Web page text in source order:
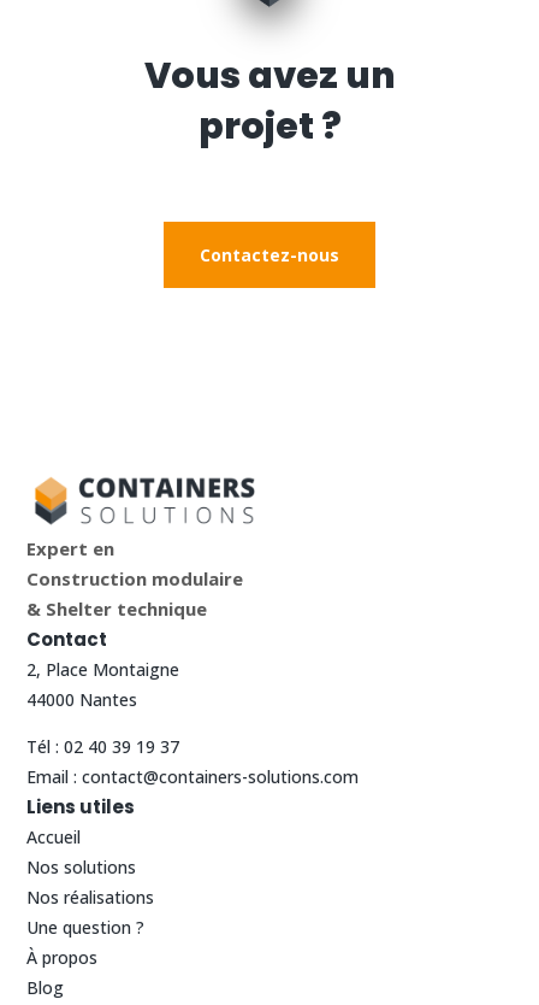
Vous avez un
projet ?
Contactez-nous
Expert en
Construction modulaire
& Shelter technique
Contact
2, Place Montaigne
44000 Nantes
Tél :02 40 39 19 37
Email :contact@containers-solutions.com
Liens utiles
Accueil
Nos solutions
Nos réalisations
Une question ?
À propos
Blog